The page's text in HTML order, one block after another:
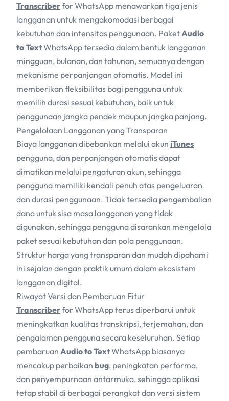
Transcriberfor WhatsApp menawarkan tiga jenis
langganan untuk mengakomodasi berbagai
kebutuhan dan intensitas penggunaan. PaketAudio
to TextWhatsApp tersedia dalam bentuk langganan
mingguan, bulanan, dan tahunan, semuanya dengan
mekanisme perpanjangan otomatis. Model ini
memberikan fleksibilitas bagi pengguna untuk
memilih durasi sesuai kebutuhan, baik untuk
penggunaan jangka pendek maupun jangka panjang.
Pengelolaan Langganan yang Transparan
Biaya langganan dibebankan melalui akun iTunes
pengguna, dan perpanjangan otomatis dapat
dimatikan melalui pengaturan akun, sehingga
pengguna memiliki kendali penuh atas pengeluaran
dan durasi penggunaan. Tidak tersedia pengembalian
dana untuk sisa masa langganan yang tidak
digunakan, sehingga pengguna disarankan mengelola
paket sesuai kebutuhan dan pola penggunaan.
Struktur harga yang transparan dan mudah dipahami
ini sejalan dengan praktik umum dalam ekosistem
langganan digital.
Riwayat Versi dan Pembaruan Fitur
Transcriberfor WhatsApp terus diperbarui untuk
meningkatkan kualitas transkripsi, terjemahan, dan
pengalaman pengguna secara keseluruhan. Setiap
pembaruan Audio to TextWhatsApp biasanya
mencakup perbaikan bug, peningkatan performa,
dan penyempurnaan antarmuka, sehingga aplikasi
tetap stabil di berbagai perangkat dan versi sistem